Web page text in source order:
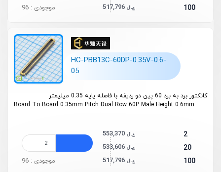
100
517,796 ریال موجودی : 96
HC-PBB13C-60DP-0.35V-0.6-
05
کانکتور برد به برد 60 پین دو ردیفه با فاصله پایه 0.35 میلیمتر
Board To Board 0.35mm Pitch Dual Row 60P Male Height 0.6mm
2
553,370 ریال
20
533,606 ریال
100
517,796 ریال موجودی : 96